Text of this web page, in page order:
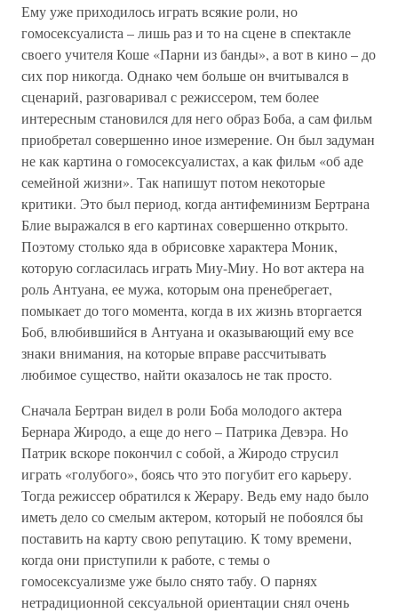
Ему уже приходилось играть всякие роли, но
гомосексуалиста – лишь раз и то на сцене в спектакле
своего учителя Коше «Парни из банды», а вот в кино – до
сих пор никогда. Однако чем больше он вчитывался в
сценарий, разговаривал с режиссером, тем более
интересным становился для него образ Боба, а сам фильм
приобретал совершенно иное измерение. Он был задуман
не как картина о гомосексуалистах, а как фильм «об аде
семейной жизни». Так напишут потом некоторые
критики. Это был период, когда антифеминизм Бертрана
Блие выражался в его картинах совершенно открыто.
Поэтому столько яда в обрисовке характера Моник,
которую согласилась играть Миу-Миу. Но вот актера на
роль Антуана, ее мужа, которым она пренебрегает,
помыкает до того момента, когда в их жизнь вторгается
Боб, влюбившийся в Антуана и оказывающий ему все
знаки внимания, на которые вправе рассчитывать
любимое существо, найти оказалось не так просто.
Сначала Бертран видел в роли Боба молодого актера
Бернара Жиродо, а еще до него – Патрика Девэра. Но
Патрик вскоре покончил с собой, а Жиродо струсил
играть «голубого», боясь что это погубит его карьеру.
Тогда режиссер обратился к Жерару. Ведь ему надо было
иметь дело со смелым актером, который не побоялся бы
поставить на карту свою репутацию. К тому времени,
когда они приступили к работе, с темы о
гомосексуализме уже было снято табу. О парнях
нетрадиционной сексуальной ориентации снял очень